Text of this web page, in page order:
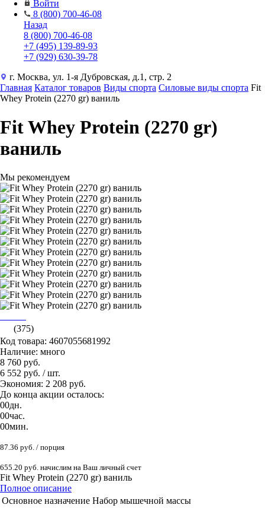
Войти
8 (800) 700-46-08
Назад
8 (800) 700-46-08
+7 (495) 139-89-93
+7 (929) 630-39-78
г. Москва, ул. 1-я Дубровская, д.1, стр. 2
Главная Каталог товаров Виды спорта Силовые виды спорта Fit
Whey Protein (2270 gr) ваниль
Fit Whey Protein (2270 gr)
ваниль
Мы рекомендуем
(375)
Код товара: 4607055681992
Наличие: много
8 760 руб.
6 552 руб. / шт.
Экономия: 2 208 руб.
До конца акции осталось:
00дн.
00час.
00мин.
87.36 руб. / порция
655.20 руб. начислим на Ваш личный счет
Fit Whey Protein (2270 gr) ваниль
Полное описание
Основное назначение Набор мышечной массы